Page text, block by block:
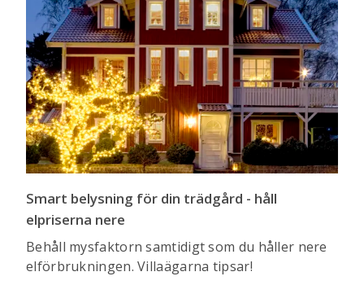
Smart belysning för din trädgård - håll
elpriserna nere
Behåll mysfaktorn samtidigt som du håller nere
elförbrukningen. Villaägarna tipsar!